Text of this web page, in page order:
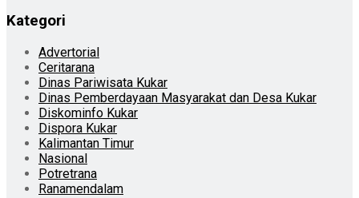
Kategori
Advertorial
Ceritarana
Dinas Pariwisata Kukar
Dinas Pemberdayaan Masyarakat dan Desa Kukar
Diskominfo Kukar
Dispora Kukar
Kalimantan Timur
Nasional
Potretrana
Ranamendalam